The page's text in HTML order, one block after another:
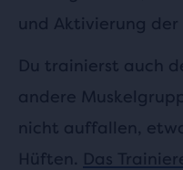
und Aktivierung der
Du trainierst auch
andere
nicht auffallen,
Hüften. Das